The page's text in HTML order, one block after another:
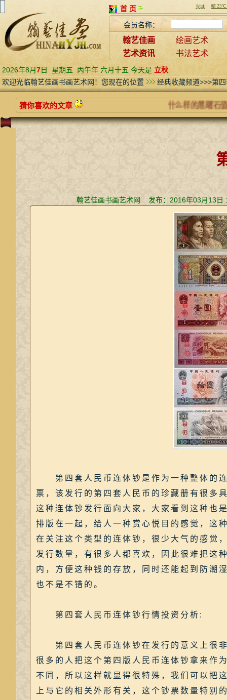
首 页
会员名称：
翰艺佳画
绘画艺术
艺术资讯
书法艺术
2026年8月7日 星期五 丙午年 六月十五 今天是 立秋
欢迎光临翰艺佳画书画艺术网！您现在的位置
经典收藏频道>>>第
猜你喜欢的文章 什么样的黑曜石值
翰艺佳画书画艺术网 发布：2016年03月13
第四套人民币连体钞是作为一种整体的连
票，该发行的第四套人民币的珍藏册有很多
这种连体钞发行面向大家，大家看到这种也
排版在一起，给人一种赏心悦目的感觉，这
在关注这个类型的连体钞，很少大气的感觉
发行数量，有很多人都喜欢，因此很难把这
内，方便这种钱的存放，同时还能起到防潮
也不是不错的。
第四套人民币连体钞行情投资分析:
第四套人民币连体钞在发行的意义上很非
很多的人把这个第四版人民币连体钞拿来作
不同，所以这样就显得很特殊，我们可以把
上与它的相关外形有关，这个钞票数量特